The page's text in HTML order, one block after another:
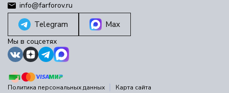
info@farforov.ru
Telegram Max
Мы в соцсетях
Политика персональных данных
Карта сайта